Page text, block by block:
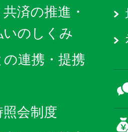
済の推進・
いのしくみ
連携・提携
会制度